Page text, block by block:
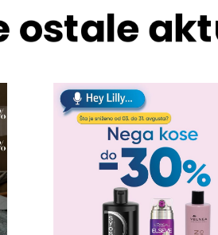
ostale